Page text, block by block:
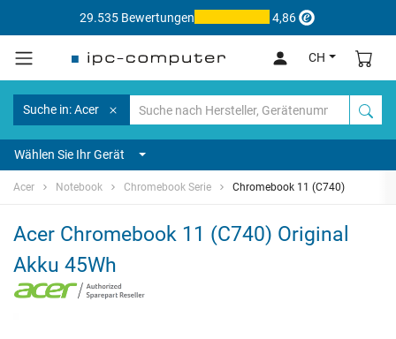
29.535 Bewertungen 4,86
CH
Suche in: Acer
Wählen Sie Ihr Gerät
Acer Notebook Chromebook Serie Chromebook 11 (C740)
Acer Chromebook 11 (C740) Original
Akku 45Wh